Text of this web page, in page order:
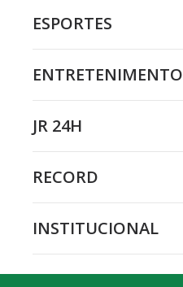
ESPORTES
ENTRETENIMENTO
JR 24H
RECORD
INSTITUCIONAL